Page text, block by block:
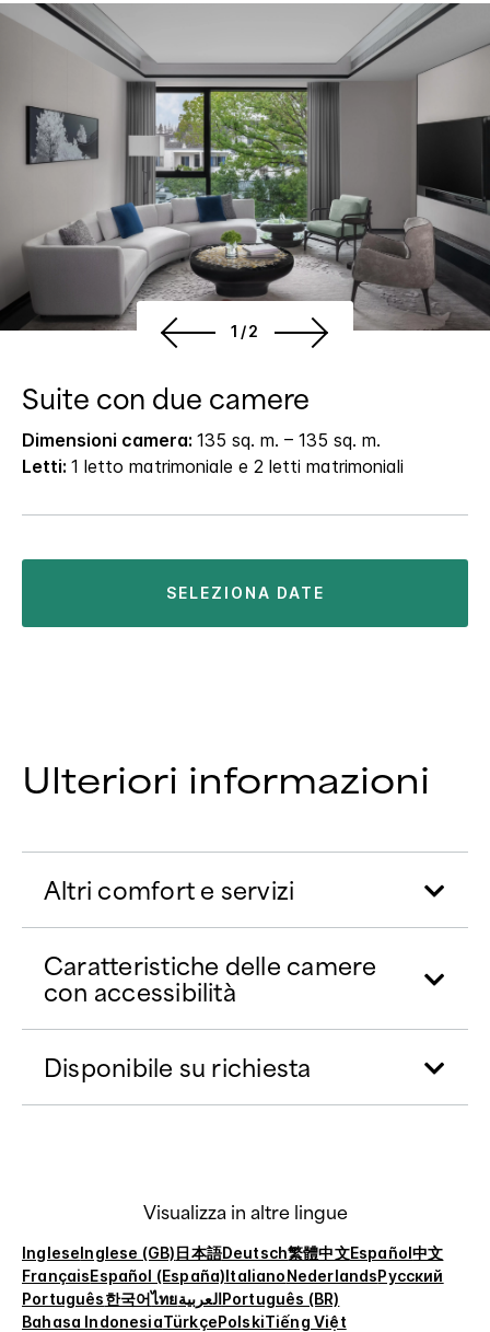
1/2
Suite con due camere
Dimensioni camera: 135 sq. m. – 135 sq. m.
Letti: 1 letto matrimoniale e 2 letti matrimoniali
SELEZIONA DATE
Ulteriori informazioni
Altri comfort e servizi
Caratteristiche delle camere
con accessibilità
Disponibile su richiesta
Visualizza in altre lingue
IngleseInglese (GB)日本語Deutsch繁體中文Español中文
FrançaisEspañol (España)ItalianoNederlandsРусский
Português한국어ไทยالعربيةPortuguês (BR)
Bahasa IndonesiaTürkçePolskiTiếng Việt